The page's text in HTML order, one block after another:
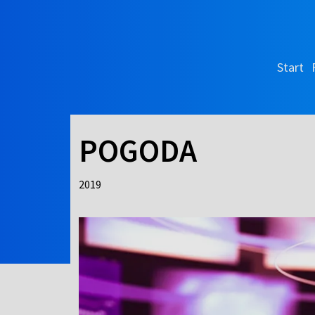
Start
POGODA
2019